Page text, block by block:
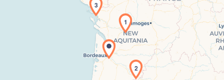
Chargement de la carte en cours...
1
2
3